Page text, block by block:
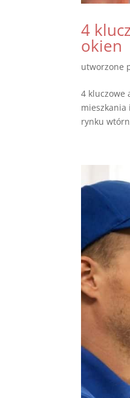
4
okien
utworzone
4 kluczowe
rynku